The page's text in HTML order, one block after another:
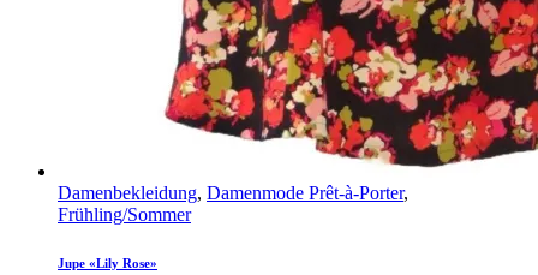
Damenbekleidung, Damenmode Prêt-à-Porter,
Frühling/Sommer
Jupe «Lily Rose»